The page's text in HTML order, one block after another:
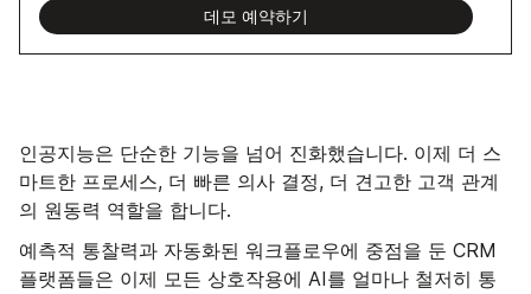
데모 예약하기
인공지능은 단순한 기능을 넘어 진화했습니다. 이제 더 스
마트한 프로세스, 더 빠른 의사 결정, 더 견고한 고객 관계
의 원동력 역할을 합니다.
예측적 통찰력과 자동화된 워크플로우에 중점을 둔 CRM
플랫폼들은 이제 모든 상호작용에 AI를 얼마나 철저히 통